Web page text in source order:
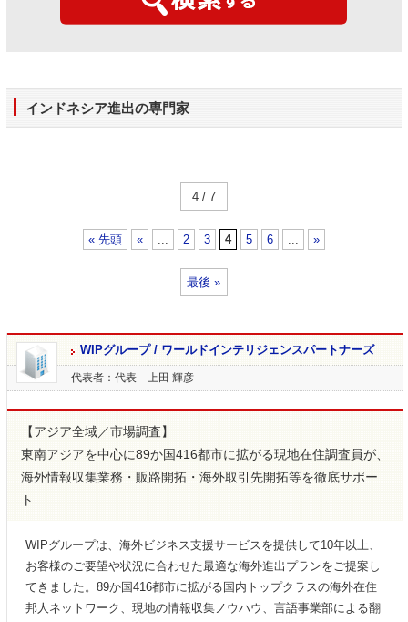
インドネシア進出の専門家
4 / 7
« 先頭 « 2 3 4 5 6 »
最後 »
WIPグループ / ワールドインテリジェンスパートナーズ
代表者：代表 上田 輝彦
【アジア全域／市場調査】
東南アジアを中心に89か国416都市に拡がる現地在住調査員が、
海外情報収集業務・販路開拓・海外取引先開拓等を徹底サポー
ト
WIPグループは、海外ビジネス支援サービスを提供して10年以上、
お客様のご要望や状況に合わせた最適な海外進出プランをご提案し
てきました。89か国416都市に拡がる国内トップクラスの海外在住
邦人ネットワーク、現地の情報収集ノウハウ、言語事業部による翻